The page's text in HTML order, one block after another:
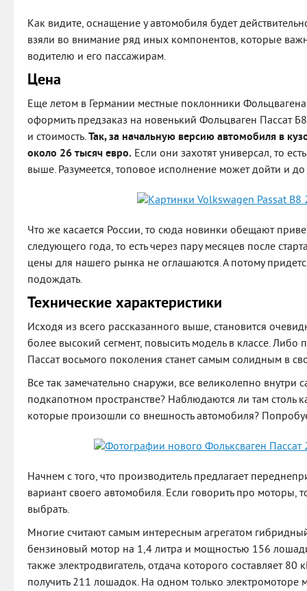
Как видите, оснащение у автомобиля будет
взяли во внимание ряд иных компонентов, которые
водителю и его пассажирам.
Цена
Еще летом в Германии местные поклонники
оформить предзаказ на новенький Фольцваген Пассат
и стоимость.Так, за начальную версию автомобиля в
около 26 тысяч евро. Если они захотят универсал, то
выше. Разумеется, топовое исполнение может дойти и
Что же касается России, то сюда новинки обещают
следующего года, то есть через пару месяцев после
цены для нашего рынка не оглашаются. А потому
подождать.
Технические характеристики
Исходя из всего рассказанного выше, становится
более высокий сегмент, повысить модель в классе.
Пассат восьмого поколения станет самым солидным в
Все так замечательно снаружи, все великолепно внутри
подкапотном пространстве? Наблюдаются ли там столь
которые произошли со внешность автомобиля?
Начнем с того, что производитель предлагает
вариант своего автомобиля. Если говорить про моторы,
выбрать.
Многие считают самым интересным агрегатом
бензиновый мотор на 1,4 литра и мощностью 156
также электродвигатель, отдача которого составляет 80
получить 211 лошадок. На одном только электромоторе